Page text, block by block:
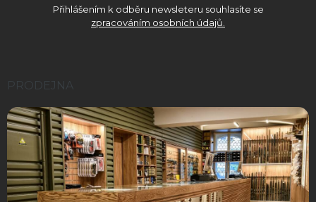
Přihlášením k odběru newsleteru souhlasíte se
zpracováním osobních údajů.
PRODEJNA